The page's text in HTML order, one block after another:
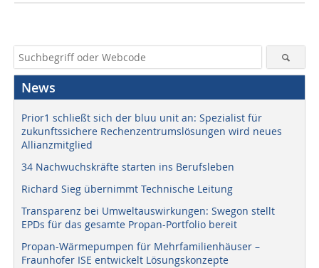
News
Prior1 schließt sich der bluu unit an: Spezialist für
zukunftssichere Rechenzentrumslösungen wird neues
Allianzmitglied
34 Nachwuchskräfte starten ins Berufsleben
Richard Sieg übernimmt Technische Leitung
Transparenz bei Umweltauswirkungen: Swegon stellt
EPDs für das gesamte Propan-Portfolio bereit
Propan-Wärmepumpen für Mehrfamilienhäuser –
Fraunhofer ISE entwickelt Lösungskonzepte